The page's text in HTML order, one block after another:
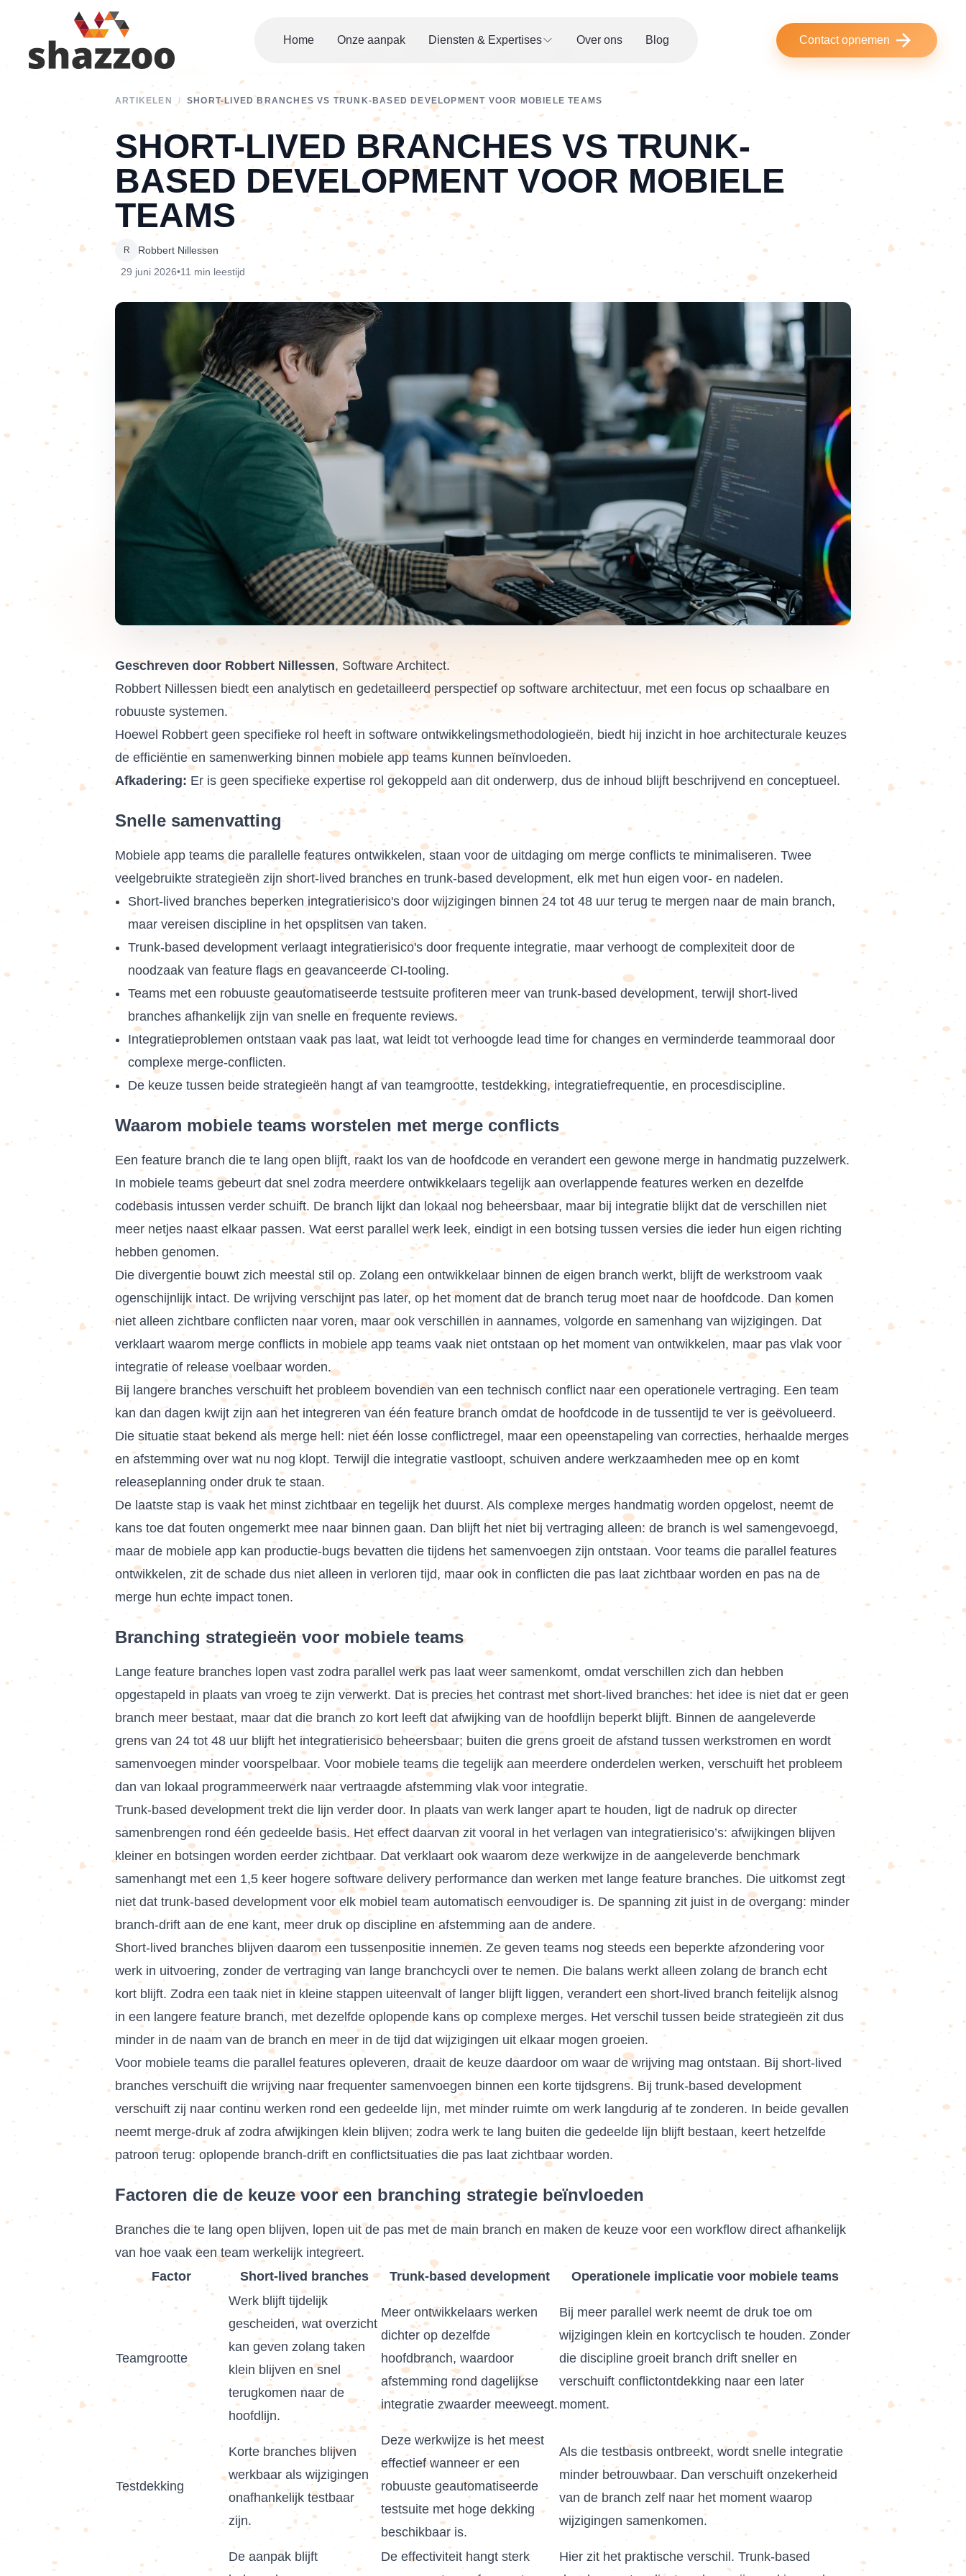
Home Onze aanpak Diensten & Expertises Over ons Blog Contact opnemen
ARTIKELEN / SHORT-LIVED BRANCHES VS TRUNK-BASED DEVELOPMENT VOOR MOBIELE TEAMS
SHORT-LIVED BRANCHES VS TRUNK-
BASED DEVELOPMENT VOOR MOBIELE
TEAMS
R
Robbert Nillessen
29 juni 2026•11 min leestijd
Geschreven door Robbert Nillessen, Software Architect.
Robbert Nillessen biedt een analytisch en gedetailleerd perspectief op software architectuur, met een focus op schaalbare en
robuuste systemen.
Hoewel Robbert geen specifieke rol heeft in software ontwikkelingsmethodologieën, biedt hij inzicht in hoe architecturale keuzes
de efficiëntie en samenwerking binnen mobiele app teams kunnen beïnvloeden.
Afkadering: Er is geen specifieke expertise rol gekoppeld aan dit onderwerp, dus de inhoud blijft beschrijvend en conceptueel.
Snelle samenvatting
Mobiele app teams die parallelle features ontwikkelen, staan voor de uitdaging om merge conflicts te minimaliseren. Twee
veelgebruikte strategieën zijn short-lived branches en trunk-based development, elk met hun eigen voor- en nadelen.
Short-lived branches beperken integratierisico's door wijzigingen binnen 24 tot 48 uur terug te mergen naar de main branch,
maar vereisen discipline in het opsplitsen van taken.
Trunk-based development verlaagt integratierisico's door frequente integratie, maar verhoogt de complexiteit door de
noodzaak van feature flags en geavanceerde CI-tooling.
Teams met een robuuste geautomatiseerde testsuite profiteren meer van trunk-based development, terwijl short-lived
branches afhankelijk zijn van snelle en frequente reviews.
Integratieproblemen ontstaan vaak pas laat, wat leidt tot verhoogde lead time for changes en verminderde teammoraal door
complexe merge-conflicten.
De keuze tussen beide strategieën hangt af van teamgrootte, testdekking, integratiefrequentie, en procesdiscipline.
Waarom mobiele teams worstelen met merge conflicts
Een feature branch die te lang open blijft, raakt los van de hoofdcode en verandert een gewone merge in handmatig puzzelwerk.
In mobiele teams gebeurt dat snel zodra meerdere ontwikkelaars tegelijk aan overlappende features werken en dezelfde
codebasis intussen verder schuift. De branch lijkt dan lokaal nog beheersbaar, maar bij integratie blijkt dat de verschillen niet
meer netjes naast elkaar passen. Wat eerst parallel werk leek, eindigt in een botsing tussen versies die ieder hun eigen richting
hebben genomen.
Die divergentie bouwt zich meestal stil op. Zolang een ontwikkelaar binnen de eigen branch werkt, blijft de werkstroom vaak
ogenschijnlijk intact. De wrijving verschijnt pas later, op het moment dat de branch terug moet naar de hoofdcode. Dan komen
niet alleen zichtbare conflicten naar voren, maar ook verschillen in aannames, volgorde en samenhang van wijzigingen. Dat
verklaart waarom merge conflicts in mobiele app teams vaak niet ontstaan op het moment van ontwikkelen, maar pas vlak voor
integratie of release voelbaar worden.
Bij langere branches verschuift het probleem bovendien van een technisch conflict naar een operationele vertraging. Een team
kan dan dagen kwijt zijn aan het integreren van één feature branch omdat de hoofdcode in de tussentijd te ver is geëvolueerd.
Die situatie staat bekend als merge hell: niet één losse conflictregel, maar een opeenstapeling van correcties, herhaalde merges
en afstemming over wat nu nog klopt. Terwijl die integratie vastloopt, schuiven andere werkzaamheden mee op en komt
releaseplanning onder druk te staan.
De laatste stap is vaak het minst zichtbaar en tegelijk het duurst. Als complexe merges handmatig worden opgelost, neemt de
kans toe dat fouten ongemerkt mee naar binnen gaan. Dan blijft het niet bij vertraging alleen: de branch is wel samengevoegd,
maar de mobiele app kan productie-bugs bevatten die tijdens het samenvoegen zijn ontstaan. Voor teams die parallel features
ontwikkelen, zit de schade dus niet alleen in verloren tijd, maar ook in conflicten die pas laat zichtbaar worden en pas na de
merge hun echte impact tonen.
Branching strategieën voor mobiele teams
Lange feature branches lopen vast zodra parallel werk pas laat weer samenkomt, omdat verschillen zich dan hebben
opgestapeld in plaats van vroeg te zijn verwerkt. Dat is precies het contrast met short-lived branches: het idee is niet dat er geen
branch meer bestaat, maar dat die branch zo kort leeft dat afwijking van de hoofdlijn beperkt blijft. Binnen de aangeleverde
grens van 24 tot 48 uur blijft het integratierisico beheersbaar; buiten die grens groeit de afstand tussen werkstromen en wordt
samenvoegen minder voorspelbaar. Voor mobiele teams die tegelijk aan meerdere onderdelen werken, verschuift het probleem
dan van lokaal programmeerwerk naar vertraagde afstemming vlak voor integratie.
Trunk-based development trekt die lijn verder door. In plaats van werk langer apart te houden, ligt de nadruk op directer
samenbrengen rond één gedeelde basis. Het effect daarvan zit vooral in het verlagen van integratierisico’s: afwijkingen blijven
kleiner en botsingen worden eerder zichtbaar. Dat verklaart ook waarom deze werkwijze in de aangeleverde benchmark
samenhangt met een 1,5 keer hogere software delivery performance dan werken met lange feature branches. Die uitkomst zegt
niet dat trunk-based development voor elk mobiel team automatisch eenvoudiger is. De spanning zit juist in de overgang: minder
branch-drift aan de ene kant, meer druk op discipline en afstemming aan de andere.
Short-lived branches blijven daarom een tussenpositie innemen. Ze geven teams nog steeds een beperkte afzondering voor
werk in uitvoering, zonder de vertraging van lange branchcycli over te nemen. Die balans werkt alleen zolang de branch echt
kort blijft. Zodra een taak niet in kleine stappen uiteenvalt of langer blijft liggen, verandert een short-lived branch feitelijk alsnog
in een langere feature branch, met dezelfde oplopende kans op complexe merges. Het verschil tussen beide strategieën zit dus
minder in de naam van de branch en meer in de tijd dat wijzigingen uit elkaar mogen groeien.
Voor mobiele teams die parallel features opleveren, draait de keuze daardoor om waar de wrijving mag ontstaan. Bij short-lived
branches verschuift die wrijving naar frequenter samenvoegen binnen een korte tijdsgrens. Bij trunk-based development
verschuift zij naar continu werken rond een gedeelde lijn, met minder ruimte om werk langdurig af te zonderen. In beide gevallen
neemt merge-druk af zodra afwijkingen klein blijven; zodra werk te lang buiten die gedeelde lijn blijft bestaan, keert hetzelfde
patroon terug: oplopende branch-drift en conflictsituaties die pas laat zichtbaar worden.
Factoren die de keuze voor een branching strategie beïnvloeden
Branches die te lang open blijven, lopen uit de pas met de main branch en maken de keuze voor een workflow direct afhankelijk
van hoe vaak een team werkelijk integreert.
Factor
Short-lived branches Trunk-based development Operationele implicatie voor mobiele teams
Teamgrootte
Werk blijft tijdelijk
gescheiden, wat overzicht
kan geven zolang taken
klein blijven en snel
terugkomen naar de
hoofdlijn.
Meer ontwikkelaars werken
dichter op dezelfde
hoofdbranch, waardoor
afstemming rond dagelijkse
integratie zwaarder meeweegt.
Bij meer parallel werk neemt de druk toe om
wijzigingen klein en kortcyclisch te houden. Zonder
die discipline groeit branch drift sneller en
verschuift conflictontdekking naar een later
moment.
Testdekking
Korte branches blijven
werkbaar als wijzigingen
onafhankelijk testbaar
zijn.
Deze werkwijze is het meest
effectief wanneer er een
robuuste geautomatiseerde
testsuite met hoge dekking
beschikbaar is.
Als die testbasis ontbreekt, wordt snelle integratie
minder betrouwbaar. Dan verschuift onzekerheid
van de branch zelf naar het moment waarop
wijzigingen samenkomen.
De aanpak blijft
De effectiviteit hangt sterk
Hier zit het praktische verschil. Trunk-based